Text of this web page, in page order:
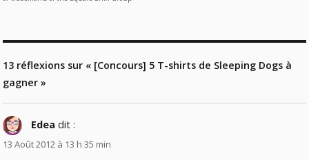
13 réflexions sur « [Concours] 5 T-shirts de Sleeping Dogs à
gagner »
Edea dit :
13 Août 2012 à 13 h 35 min